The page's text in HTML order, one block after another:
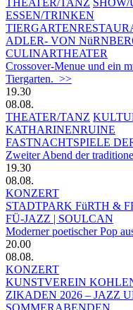
ESSEN/TRINKEN
ADLER- VON
CULINARTHEATER
Crossover-Menue und ein
Tiergarten. >>
19.30
08.08.
THEATER/TANZ
KATHARINENRUINE
FASTNACHTSPIELE
Zweiter Abend der
19.30
08.08.
KONZERT
STADTPARK FüRTH &
FÜ-JAZZ | SOULCAN
Moderner poetischer Pop
20.00
08.08.
KONZERT
KUNSTVEREIN
ZIKADEN 2026 – JAZZ
SOMMERABENDEN